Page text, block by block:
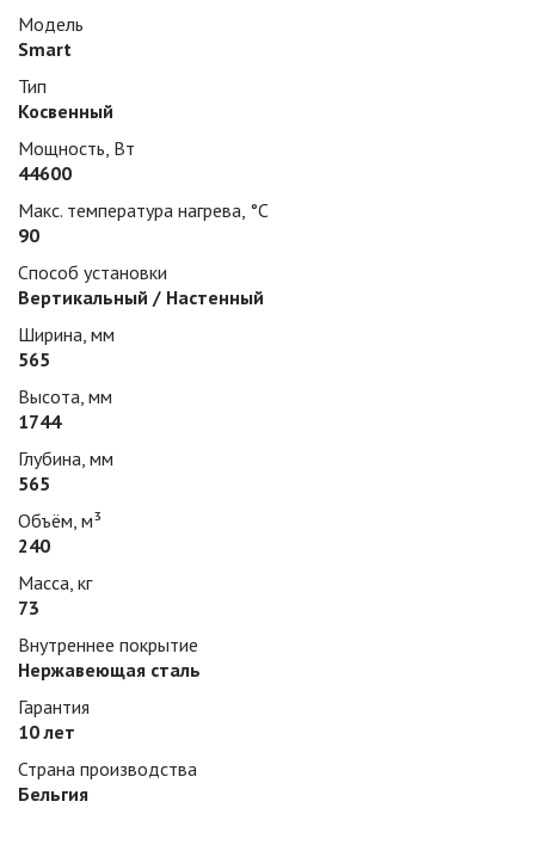
Модель
Smart
Тип
Косвенный
Мощность, Вт
44600
Макс. температура нагрева, °С
90
Способ установки
Вертикальный / Настенный
Ширина, мм
565
Высота, мм
1744
Глубина, мм
565
Объём, м³
240
Масса, кг
73
Внутреннее покрытие
Нержавеющая сталь
Гарантия
10 лет
Страна производства
Бельгия